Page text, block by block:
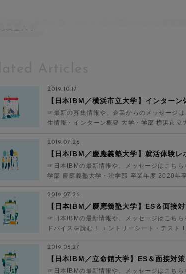
2019.10.17
【日本IBM／横浜市立大学】インターン
☞最新の募集情報や、企業からのメッセージ
生情報・インターン概要 大学・学部 横浜市
2019.07.26
【日本IBM／慶應義塾大学】就活体験
☞日本IBMの最新情報や、メッセージはこちら
学部 慶應義塾大学・法学部 卒業年度 2020年
2019.07.26
【日本IBM／慶應義塾大学】ES＆面接
☞日本IBMの最新情報や、メッセージはこち
ドバイスを読む！ エントリーシート・テス
2019.06.27
【日本IBM／立命館大学】ES＆面接対策
☞日本IBMの最新情報や、メッセージはこち